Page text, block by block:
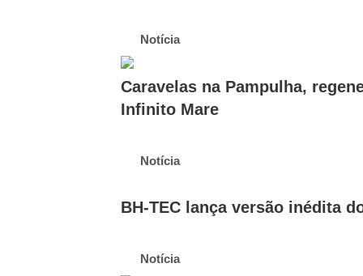
Notícia
Caravelas na Pampulha,
Infinito Mare
Notícia
BH-TEC lança versão inédita
Notícia